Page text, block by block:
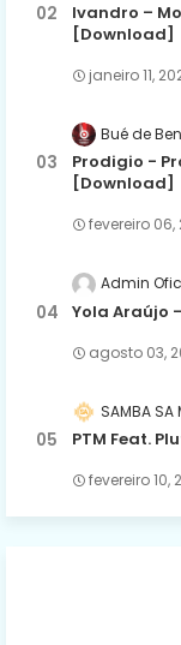
Ivandro –
[Download]
janeiro 11,
Bué de
Prodigio -
[Download]
fevereiro 06,
Admin
Yola Araújo
agosto 03,
SAMBA SA
PTM Feat.
fevereiro 10,